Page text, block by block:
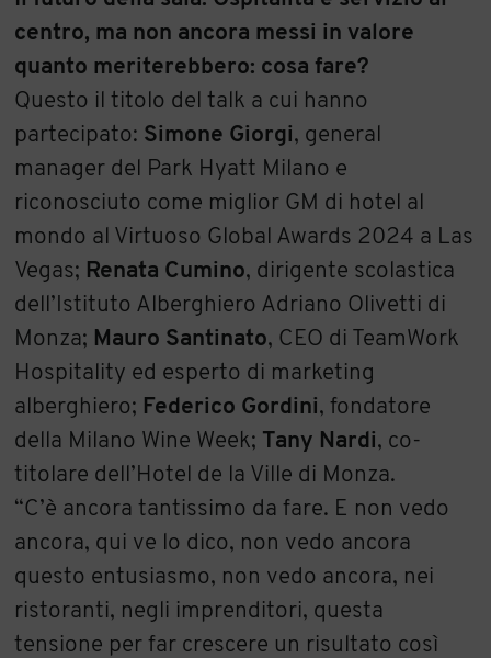
centro, ma non ancora messi in valore
quanto meriterebbero: cosa fare?
Questo il titolo del talk a cui hanno
partecipato: Simone Giorgi, general
manager del Park Hyatt Milano e
riconosciuto come miglior GM di hotel al
mondo al Virtuoso Global Awards 2024 a Las
Vegas; Renata Cumino, dirigente scolastica
dell’Istituto Alberghiero Adriano Olivetti di
Monza; Mauro Santinato, CEO di TeamWork
Hospitality ed esperto di marketing
alberghiero; Federico Gordini, fondatore
della Milano Wine Week; Tany Nardi, co-
titolare dell’Hotel de la Ville di Monza.
“C’è ancora tantissimo da fare. E non vedo
ancora, qui ve lo dico, non vedo ancora
questo entusiasmo, non vedo ancora, nei
ristoranti, negli imprenditori, questa
tensione per far crescere un risultato così